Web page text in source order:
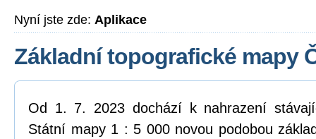
Nyní jste zde: Aplikace
Základní topografické mapy
Od 1. 7. 2023 dochází k nahrazení
Státní mapy 1 : 5 000 novou podobou